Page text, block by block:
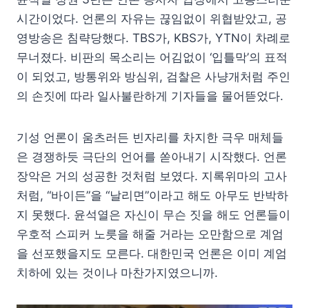
시간이었다. 언론의 자유는 끊임없이 위협받았고, 공
영방송은 침략당했다. TBS가, KBS가, YTN이 차례로
무너졌다. 비판의 목소리는 어김없이 ‘입틀막’의 표적
이 되었고, 방통위와 방심위, 검찰은 사냥개처럼 주인
의 손짓에 따라 일사불란하게 기자들을 물어뜯었다.
기성 언론이 움츠러든 빈자리를 차지한 극우 매체들
은 경쟁하듯 극단의 언어를 쏟아내기 시작했다. 언론
장악은 거의 성공한 것처럼 보였다. 지록위마의 고사
처럼, “바이든”을 “날리면”이라고 해도 아무도 반박하
지 못했다. 윤석열은 자신이 무슨 짓을 해도 언론들이
우호적 스피커 노릇을 해줄 거라는 오만함으로 계엄
을 선포했을지도 모른다. 대한민국 언론은 이미 계엄
치하에 있는 것이나 마찬가지였으니까.